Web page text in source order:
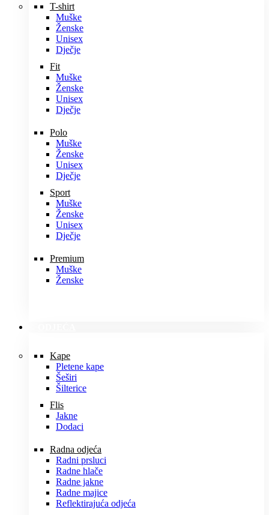
T-shirt
Muške
Ženske
Unisex
Dječje
Fit
Muške
Ženske
Unisex
Dječje
Polo
Muške
Ženske
Unisex
Dječje
Sport
Muške
Ženske
Unisex
Dječje
Premium
Muške
Ženske
Kape
Pletene kape
Šeširi
Šilterice
Flis
Jakne
Dodaci
Radna odjeća
Radni prsluci
Radne hlače
Radne jakne
Radne majice
Reflektirajuća odjeća